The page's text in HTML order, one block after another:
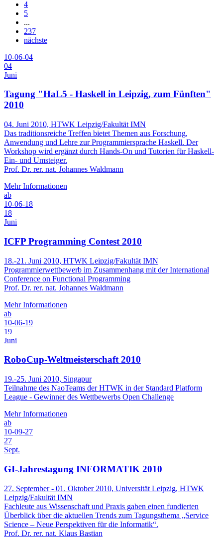
4
5
...
237
nächste
10-06-04
04
Juni
Tagung "HaL5 - Haskell in Leipzig, zum Fünften"
2010
04. Juni 2010, HTWK Leipzig/Fakultät IMN
Das traditionsreiche Treffen bietet Themen aus Forschung,
Anwendung und Lehre zur Programmiersprache Haskell. Der
Workshop wird ergänzt durch Hands-On und Tutorien für Haskell-
Ein- und Umsteiger.
Prof. Dr. rer. nat. Johannes Waldmann
Mehr Informationen
ab
10-06-18
18
Juni
ICFP Programming Contest 2010
18.-21. Juni 2010, HTWK Leipzig/Fakultät IMN
Programmierwettbewerb im Zusammenhang mit der International
Conference on Functional Programming
Prof. Dr. rer. nat. Johannes Waldmann
Mehr Informationen
ab
10-06-19
19
Juni
RoboCup-Weltmeisterschaft 2010
19.-25. Juni 2010, Singapur
Teilnahme des NaoTeams der HTWK in der Standard Platform
League - Gewinner des Wettbewerbs Open Challenge
Mehr Informationen
ab
10-09-27
27
Sept.
GI-Jahrestagung INFORMATIK 2010
27. September - 01. Oktober 2010, Universität Leipzig, HTWK
Leipzig/Fakultät IMN
Fachleute aus Wissenschaft und Praxis gaben einen fundierten
Überblick über die aktuellen Trends zum Tagungsthema „Service
Science – Neue Perspektiven für die Informatik“.
Prof. Dr. rer. nat. Klaus Bastian